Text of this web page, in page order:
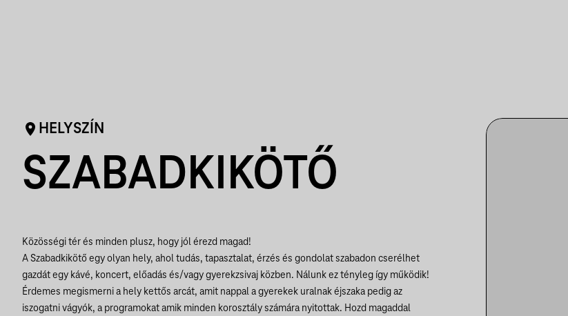
HELYSZÍN
SZABADKIKÖTŐ
Közösségi tér és minden plusz, hogy jól érezd magad!
A Szabadkikötő egy olyan hely, ahol tudás, tapasztalat, érzés és gondolat szabadon cserélhet
gazdát egy kávé, koncert, előadás és/vagy gyerekzsivaj közben. Nálunk ez tényleg így működik!
Érdemes megismerni a hely kettős arcát, amit nappal a gyerekek uralnak éjszaka pedig az
iszogatni vágyók, a programokat amik minden korosztály számára nyitottak. Hozd magaddal